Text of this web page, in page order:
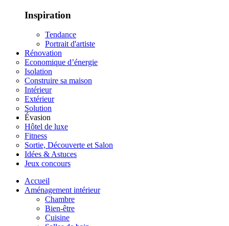
Inspiration
Tendance
Portrait d'artiste
Rénovation
Economique d’énergie
Isolation
Construire sa maison
Intérieur
Extérieur
Solution
Évasion
Hôtel de luxe
Fitness
Sortie, Découverte et Salon
Idées & Astuces
Jeux concours
Accueil
Aménagement intérieur
Chambre
Bien-être
Cuisine